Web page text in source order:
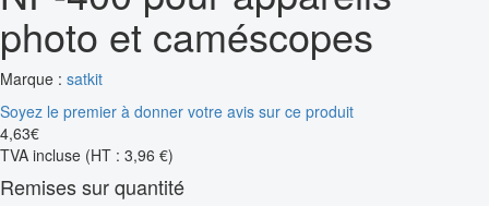
photo et caméscopes
Marque : satkit
Soyez le premier à donner votre avis sur ce produit
4,63€
TVA incluse (HT : 3,96 €)
Remises sur quantité